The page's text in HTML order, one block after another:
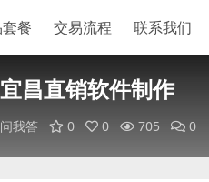
餐 交易流程 联系我们
宜昌直销软件制作
我答 0 0 705 0